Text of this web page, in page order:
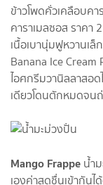
ข้าวโพดคั่วเคลือบค
คาราเมลซอส ราค
เนื้อเบานุ่มฟูหวานเล็
Banana Ice
ไอศกรีมวานิลลาสอ
เดียวโดนตักหมดจน
Mango Frappe น้ำ
เองค่าสดชื่นเข้ากัน